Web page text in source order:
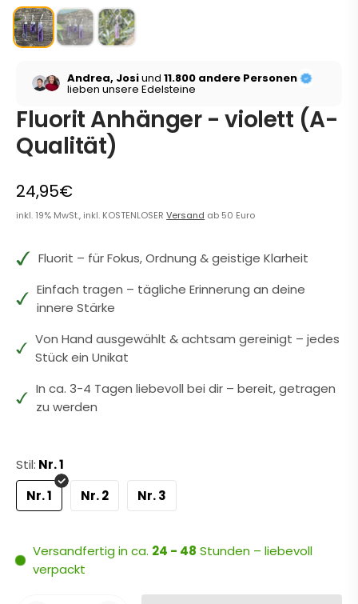
Andrea, Josiund11.800 andere Personen
lieben unsere Edelsteine
Fluorit Anhänger - violett (A-
Qualität)
24,95€
inkl. 19% MwSt., inkl. KOSTENLOSERVersand ab 50 Euro
Fluorit – für Fokus, Ordnung & geistige Klarheit
Einfach tragen – tägliche Erinnerung an deine
innere Stärke
Von Hand ausgewählt & achtsam gereinigt – jedes
Stück ein Unikat
In ca. 3-4 Tagen liebevoll bei dir – bereit, getragen
zu werden
Stil: Nr. 1
Nr. 1
Nr. 2 Nr. 3
Versandfertig in ca. 24 - 48 Stunden – liebevoll
verpackt